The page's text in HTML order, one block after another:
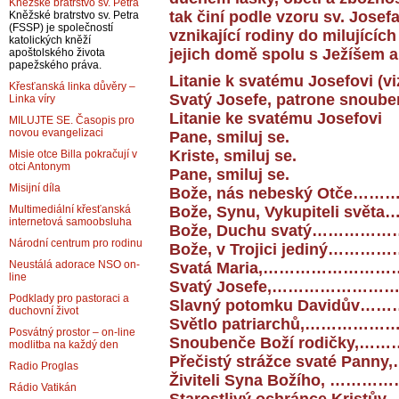
tak činí podle vzoru sv.
vznikající rodiny do
jejich domě spolu s Ježíšem
Litanie k svatému Josefovi
Svatý Josefe, patrone
Litanie ke svatému Josefovi
Pane, smiluj se.
Kriste, smiluj se.
Pane, smiluj se.
Bože, nás nebeský
Bože, Synu, Vykupiteli
Bože, Duchu
Bože, v Trojici
Svatá
Svatý
Slavný potomku
Světlo
Snoubenče Boží
Přečistý strážce svaté
Živiteli Syna Božího,
Kněžské bratrstvo sv. Petra
Kněžské bratrstvo sv. Petra
(FSSP) je společností
katolických kněží
apoštolského života
papežského práva.
Křesťanská linka důvěry –
Linka víry
MILUJTE SE. Časopis pro
novou evangelizaci
Misie otce Billa pokračují v
otci Antonym
Misijní díla
Multimediální křesťanská
internetová samoobsluha
Národní centrum pro rodinu
Neustálá adorace NSO on-
line
Podklady pro pastoraci a
duchovní život
Posvátný prostor – on-line
modlitba na každý den
Radio Proglas
Rádio Vatikán